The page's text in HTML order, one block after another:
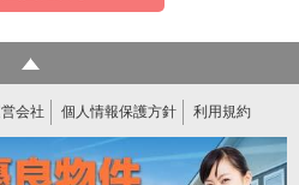
会社 個人情報保護方針 利用規約